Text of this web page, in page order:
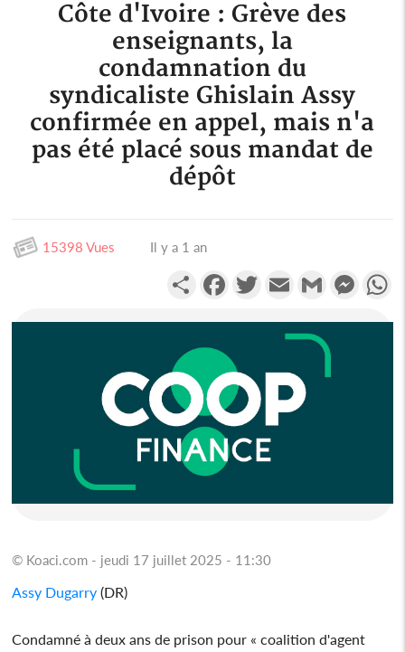
Côte d'Ivoire : Grève des
enseignants, la
condamnation du
syndicaliste Ghislain Assy
confirmée en appel, mais n'a
pas été placé sous mandat de
dépôt
15398 Vues Il y a 1 an
PartagerFacebookTwitterEmail Gmail
© Koaci.com - jeudi 17 juillet 2025 - 11:30
Assy Dugarry (DR)
Condamné à deux ans de prison pour « coalition d'agent